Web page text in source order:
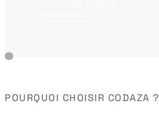
POURQUOI CHOISIR CODAZA ?